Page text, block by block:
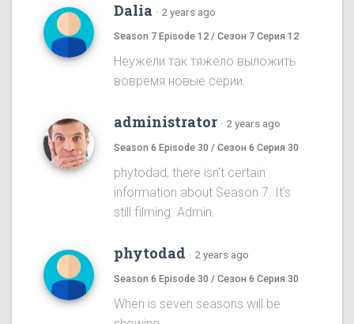
Dalia · 2 years ago
Season 7 Episode 12 / Сезон 7 Серия 12
Неужели так тяжело выложить
вовремя новые серии.
administrator · 2 years ago
Season 6 Episode 30 / Сезон 6 Серия 30
phytodad, there isn't certain
information about Season 7. It's
still filming. Admin.
phytodad · 2 years ago
Season 6 Episode 30 / Сезон 6 Серия 30
When is seven seasons will be